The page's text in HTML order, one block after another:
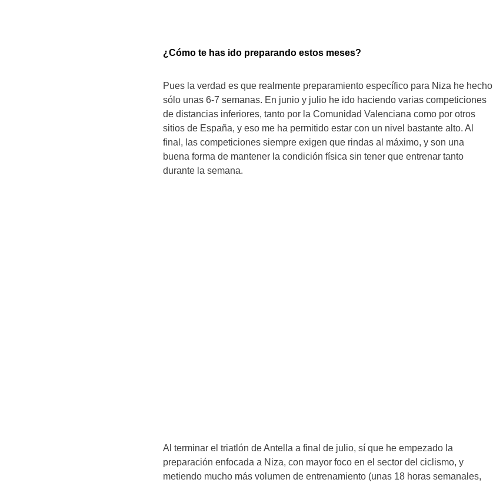
¿Cómo te has ido preparando estos meses?
Pues la verdad es que realmente preparamiento específico para Niza he hecho
sólo unas 6-7 semanas. En junio y julio he ido haciendo varias competiciones
de distancias inferiores, tanto por la Comunidad Valenciana como por otros
sitios de España, y eso me ha permitido estar con un nivel bastante alto. Al
final, las competiciones siempre exigen que rindas al máximo, y son una
buena forma de mantener la condición física sin tener que entrenar tanto
durante la semana.
Al terminar el triatlón de Antella a final de julio, sí que he empezado la
preparación enfocada a Niza, con mayor foco en el sector del ciclismo, y
metiendo mucho más volumen de entrenamiento (unas 18 horas semanales,